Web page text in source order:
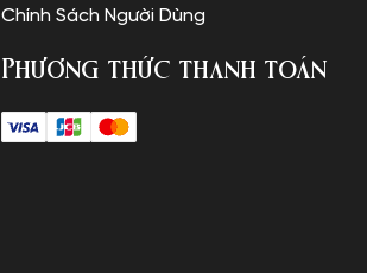
Chính Sách Người Dùng
Phương thức thanh toán